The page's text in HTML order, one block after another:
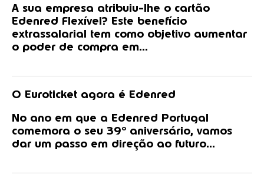
A sua empresa atribuiu-lhe o cartão
Edenred Flexível? Este benefício
extrassalarial tem como objetivo aumentar
o poder de compra em...
O Euroticket agora é Edenred
No ano em que a Edenred Portugal
comemora o seu 39º aniversário, vamos
dar um passo em direção ao futuro...